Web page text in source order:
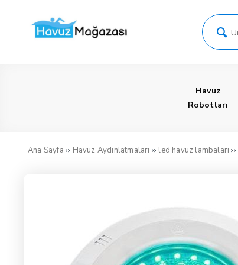
Havuz
Robotları
Ana Sayfa ›› Havuz Aydınlatmaları ›› led havuz lambaları ››